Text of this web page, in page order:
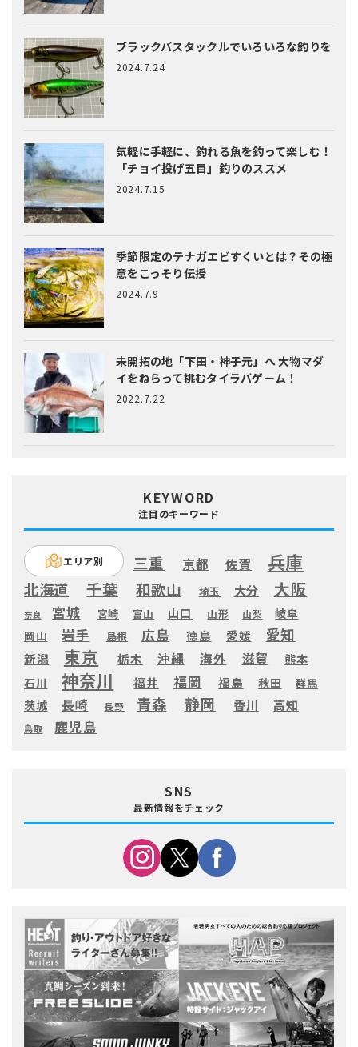
ブラックバスタックルでいろいろな釣りを
2024.7.24
気軽に手軽に、釣れる魚を釣って楽しむ！
「チョイ投げ五目」釣りのススメ
2024.7.15
季節限定のテナガエビすくいとは？ その極
意をこっそり伝授
2024.7.9
未開拓の地「下田・神子元」へ大物マダ
イをねらって挑むタイラバゲーム！
2022.7.22
KEYWORD
注目のキーワード
エリア別 三重 京都 佐賀 兵庫
北海道 千葉 和歌山 埼玉 大分 大阪
奈良 宮城 宮崎 富山 山口 山形 山梨
岐阜
岡山
岩手 島根 広島 徳島 愛媛 愛知
新潟 東京 栃木 沖縄 海外 滋賀
熊本
石川
神奈川 福井 福岡 福島 秋田 群馬
茨城 長崎 長野 青森 静岡 香川 高知
鳥取 鹿児島
SNS
最新情報をチェック